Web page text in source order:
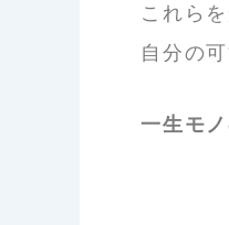
これら
自分の
一生モ